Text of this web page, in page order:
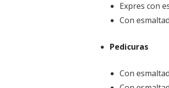
Expres con
Con
Pedicuras
Con